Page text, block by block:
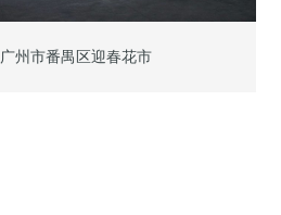
广州市番禺区迎春花市